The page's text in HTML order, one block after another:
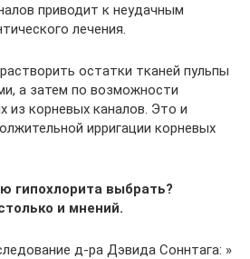
приводит к неудачным
лечения.
остатки тканей пульпы
а затем по возможности
из корневых каналов. Это и
ирригации корневых
гипохлорита выбрать?
и мнений.
д-ра Дэвида Соннтага: »